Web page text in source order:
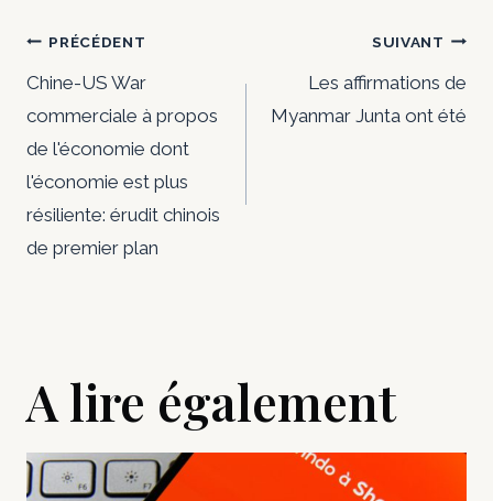
Navigation
de
l’article
PRÉCÉDENT
Chine-US War
commerciale à propos
de l'économie dont
l'économie est plus
résiliente: érudit chinois
de premier plan
SUIVANT
Les affirmations de
Myanmar Junta ont été
A lire également